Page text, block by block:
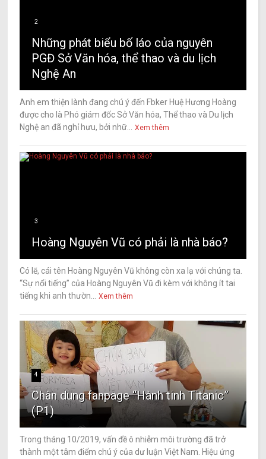
2
Những phát biểu bố láo của nguyên
PGĐ Sở Văn hóa, thể thao và du lịch
Nghệ An
Anh em thiện lành đang chú ý đến Fbker Huệ Hương Hoàng
được cho là Phó giám đốc Sở Văn hóa, Thể thao và Du lịch
Nghệ an đã nghỉ hưu, bởi nhữ...
Xem thêm
3
Hoàng Nguyên Vũ có phải là nhà báo?
Có lẽ, cái tên Hoàng Nguyên Vũ không còn xa lạ với chúng ta.
“Sự nổi tiếng” của Hoàng Nguyên Vũ đi kèm với không ít tai
tiếng khi anh thườn...
Xem thêm
4
Chân dung fanpage “Hành tinh Titanic”
(P1)
Trong tháng 10/2019, vấn đề ô nhiễm môi trường đã trở
thành một tâm điểm chú ý của dư luận Việt Nam. Hiệu ứng